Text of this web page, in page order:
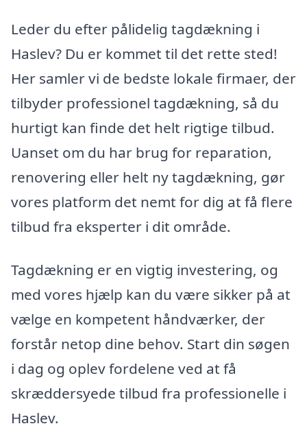
Leder du efter pålidelig tagdækning i
Haslev? Du er kommet til det rette sted!
Her samler vi de bedste lokale firmaer, der
tilbyder professionel tagdækning, så du
hurtigt kan finde det helt rigtige tilbud.
Uanset om du har brug for reparation,
renovering eller helt ny tagdækning, gør
vores platform det nemt for dig at få flere
tilbud fra eksperter i dit område.
Tagdækning er en vigtig investering, og
med vores hjælp kan du være sikker på at
vælge en kompetent håndværker, der
forstår netop dine behov. Start din søgen
i dag og oplev fordelene ved at få
skræddersyede tilbud fra professionelle i
Haslev.